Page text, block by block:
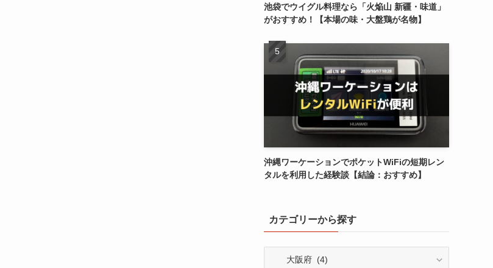
池袋でウイグル料理なら「火焔山 新疆・味道」
がおすすめ！【本場の味・大盤鶏が名物】
沖縄ワーケーションでポケットWiFiの短期レン
タルを利用した経験談【結論：おすすめ】
カテゴリーから探す